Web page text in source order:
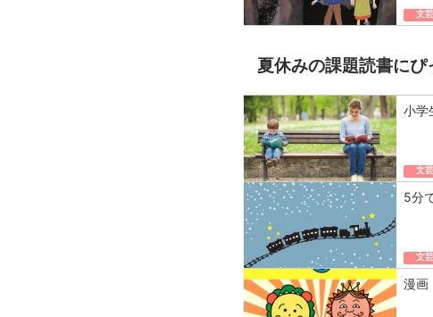
文芸
夏休みの課題読書に
小学
文芸
5分
文芸
漫画